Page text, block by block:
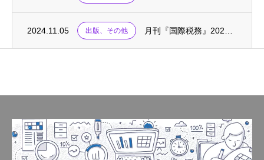
2024.11.05 出版、その他